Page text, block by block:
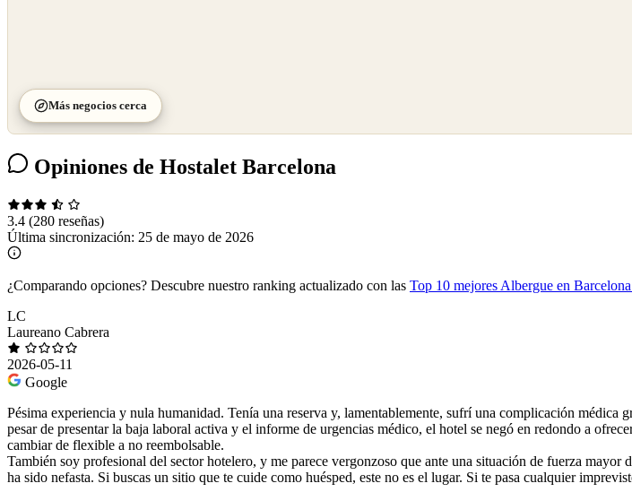
Más negocios cerca
Opiniones de Hostalet Barcelona
3.4 (280 reseñas)
Última sincronización: 25 de mayo de 2026
¿Comparando opciones? Descubre nuestro ranking actualizado con las Top 10 mejores Albergue en Barcelona
LC
Laureano Cabrera
2026-05-11
Google
Pésima experiencia y nula humanidad. Tenía una reserva y, lamentablemente, sufrí una complicación
pesar de presentar la baja laboral activa y el informe de urgencias médico, el hotel se negó en redondo a
cambiar de flexible a no reembolsable.
También soy profesional del sector hotelero, y me parece vergonzoso que ante una situación de fuerza
ha sido nefasta. Si buscas un sitio que te cuide como huésped, este no es el lugar. Si te pasa cualquier